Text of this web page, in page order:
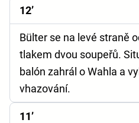
12’
Bülter se na levé straně
tlakem dvou soupeřů.
balón zahrál o Wahla a
vhazování.
11’